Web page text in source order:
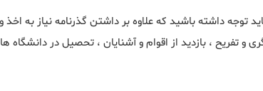
توجه داشته باشید که علاوه بر داشتن گذرنامه نیاز به اخذ
تفریح ، بازدید از اقوام و آشنایان ، تحصیل در دانشگاه